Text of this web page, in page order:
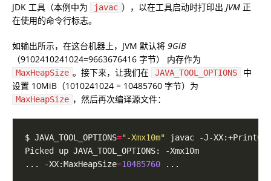
JDK 工具（本例中为
javac ），以在工具启动时打印出 JVM 正
在使用的命令行标志。
如输出所示，在这台机器上，JVM 默认将 9GiB
（9102410241024=9663676416 字节） 内存作为
MaxHeapSize 。接下来，让我们在 JAVA_TOOL_OPTIONS
中
设置 10MiB（1010241024 = 10485760 字节）为
MaxHeapSize ，然后再次编译源文件：
$ JAVA_TOOL_OPTIONS="-Xmx10m"
... -XX:MaxHeapSize=10485760